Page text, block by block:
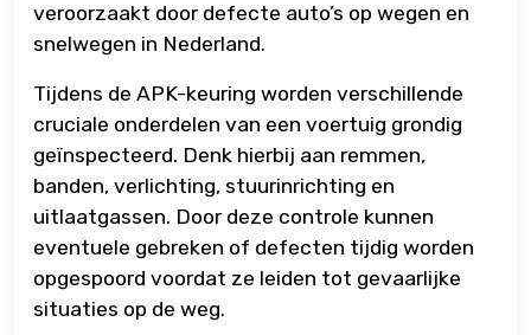
veroorzaakt door defecte auto’s op wegen en
snelwegen in Nederland.
Tijdens de APK-keuring worden verschillende
cruciale onderdelen van een voertuig grondig
geïnspecteerd. Denk hierbij aan remmen,
banden, verlichting, stuurinrichting en
uitlaatgassen. Door deze controle kunnen
eventuele gebreken of defecten tijdig worden
opgespoord voordat ze leiden tot gevaarlijke
situaties op de weg.